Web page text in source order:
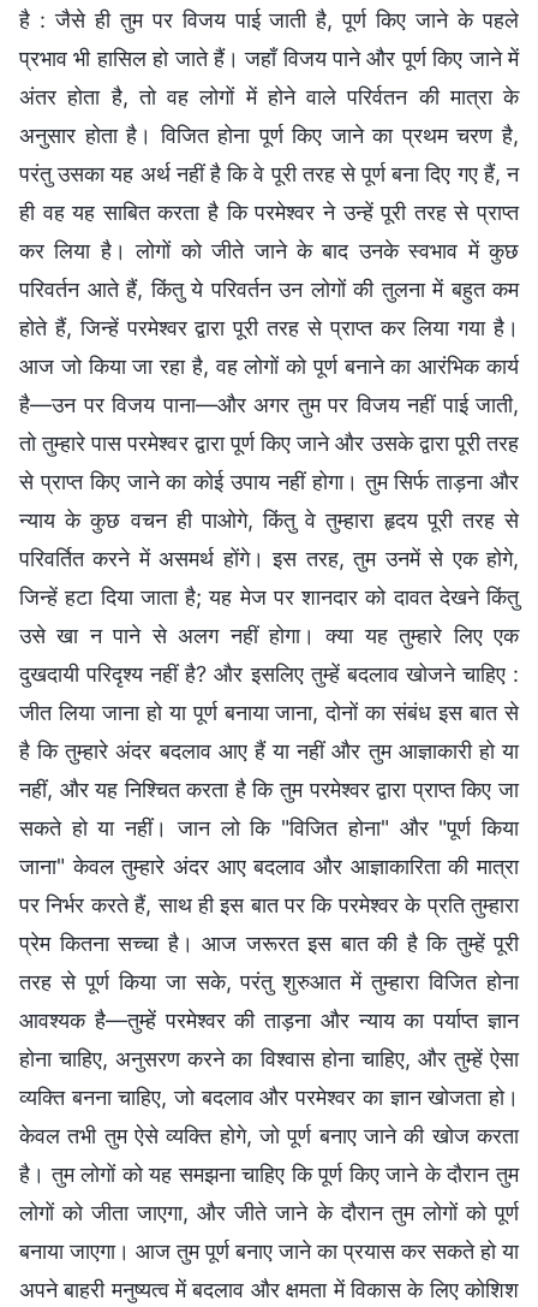
है : जैसे ही तुम पर विजय पाई जाती है, पूर्ण किए जाने के पहले
प्रभाव भी हासिल हो जाते हैं। जहाँ विजय पाने और पूर्ण किए जाने में
अंतर होता है, तो वह लोगों में होने वाले परिर्वतन की मात्रा के
अनुसार होता है। विजित होना पूर्ण किए जाने का प्रथम चरण है,
परंतु उसका यह अर्थ नहीं है कि वे पूरी तरह से पूर्ण बना दिए गए हैं, न
ही वह यह साबित करता है कि परमेश्वर ने उन्हें पूरी तरह से प्राप्त
कर लिया है। लोगों को जीते जाने के बाद उनके स्वभाव में कुछ
परिवर्तन आते हैं, किंतु ये परिवर्तन उन लोगों की तुलना में बहुत कम
होते हैं, जिन्हें परमेश्वर द्वारा पूरी तरह से प्राप्त कर लिया गया है।
आज जो किया जा रहा है, वह लोगों को पूर्ण बनाने का आरंभिक कार्य
है—उन पर विजय पाना—और अगर तुम पर विजय नहीं पाई जाती,
तो तुम्हारे पास परमेश्वर द्वारा पूर्ण किए जाने और उसके द्वारा पूरी तरह
से प्राप्त किए जाने का कोई उपाय नहीं होगा। तुम सिर्फ ताड़ना और
न्याय के कुछ वचन ही पाओगे, किंतु वे तुम्हारा हृदय पूरी तरह से
परिवर्तित करने में असमर्थ होंगे। इस तरह, तुम उनमें से एक होगे,
जिन्हें हटा दिया जाता है; यह मेज पर शानदार को दावत देखने किंतु
उसे खा न पाने से अलग नहीं होगा। क्या यह तुम्हारे लिए एक
दुखदायी परिदृश्य नहीं है? और इसलिए तुम्हें बदलाव खोजने चाहिए :
जीत लिया जाना हो या पूर्ण बनाया जाना, दोनों का संबंध इस बात से
है कि तुम्हारे अंदर बदलाव आए हैं या नहीं और तुम आज्ञाकारी हो या
नहीं, और यह निश्चित करता है कि तुम परमेश्वर द्वारा प्राप्त किए जा
सकते हो या नहीं। जान लो कि "विजित होना" और "पूर्ण किया
जाना" केवल तुम्हारे अंदर आए बदलाव और आज्ञाकारिता की मात्रा
पर निर्भर करते हैं, साथ ही इस बात पर कि परमेश्वर के प्रति तुम्हारा
प्रेम कितना सच्चा है। आज जरूरत इस बात की है कि तुम्हें पूरी
तरह से पूर्ण किया जा सके, परंतु शुरुआत में तुम्हारा विजित होना
आवश्यक है—तुम्हें परमेश्वर की ताड़ना और न्याय का पर्याप्त ज्ञान
होना चाहिए, अनुसरण करने का विश्वास होना चाहिए, और तुम्हें ऐसा
व्यक्ति बनना चाहिए, जो बदलाव और परमेश्वर का ज्ञान खोजता हो।
केवल तभी तुम ऐसे व्यक्ति होगे, जो पूर्ण बनाए जाने की खोज करता
है। तुम लोगों को यह समझना चाहिए कि पूर्ण किए जाने के दौरान तुम
लोगों को जीता जाएगा, और जीते जाने के दौरान तुम लोगों को पूर्ण
बनाया जाएगा। आज तुम पूर्ण बनाए जाने का प्रयास कर सकते हो या
अपने बाहरी मनुष्यत्व में बदलाव और क्षमता में विकास के लिए कोशिश